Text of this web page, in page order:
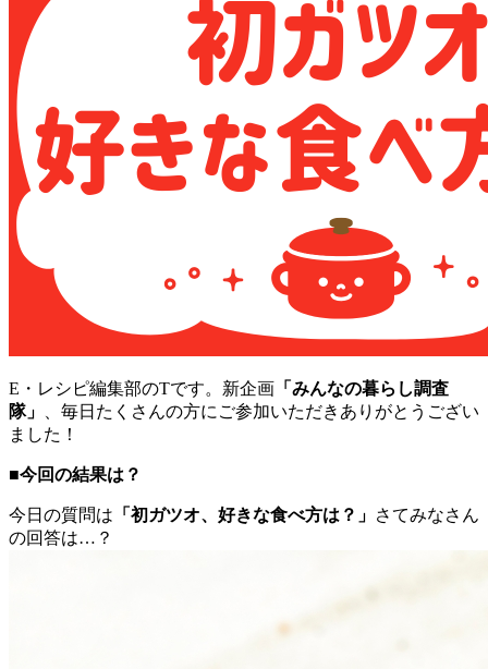
E・レシピ編集部のTです。新企画 「みんなの暮らし調査
隊」
、毎日たくさんの方にご参加いただきありがとうござい
ました！
■今回の結果は？
今日の質問は 「初ガツオ、好きな食べ方は？」 さてみなさん
の回答は…？